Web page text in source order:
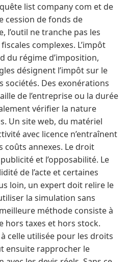
list company com et de
cession de fonds de
l’outil ne tranche pas les
complexes. L’impôt
du régime d’imposition,
désignent l’impôt sur le
sociétés. Des exonérations
de l’entreprise ou la durée
vérifier la nature
Un site web, du matériel
avec licence n’entraînent
coûts annexes. Le droit
et l’opposabilité. Le
de l’acte et certaines
loin, un expert doit relire le
la simulation sans
méthode consiste à
hors taxes et hors stock.
celle utilisée pour les droits
ensuite rapprocher le